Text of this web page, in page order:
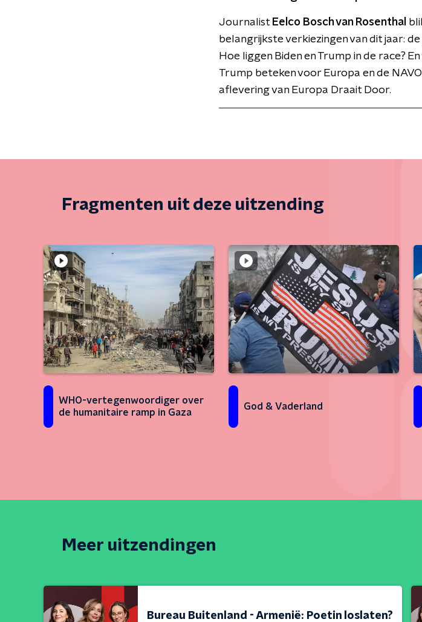
Journalist Eelco Bosch van Rosenthal
belangrijkste verkiezingen van dit jaar:
Hoe liggen Biden en Trump in de race?
Trump beteken voor Europa en de
aflevering van Europa Draait Door.
Fragmenten uit deze uitzending
WHO-vertegenwoordiger over
de humanitaire ramp in Gaza
God & Vaderland
Meer uitzendingen
Bureau Buitenland - Armenië: Poetin loslaten?